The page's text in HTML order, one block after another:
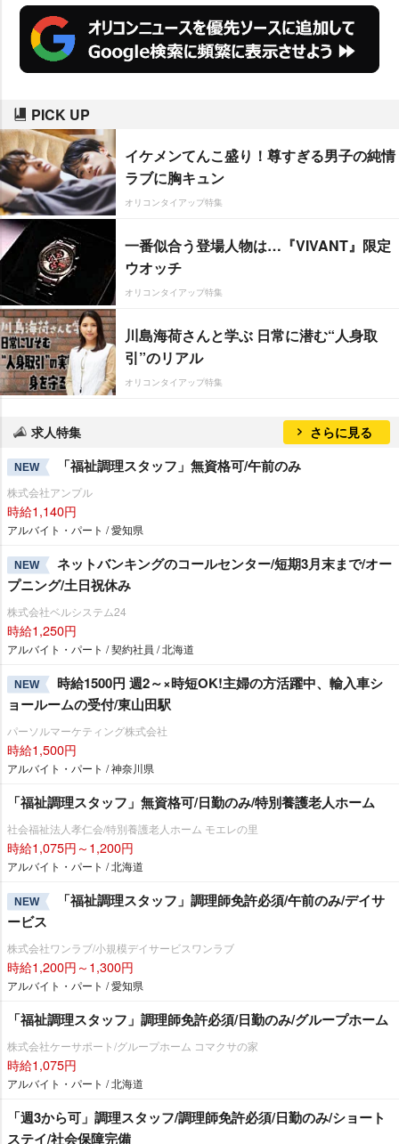
出品者と購入者の間で交わされた
人形への温かい思いについて、M
ARIEさんに話を聞いた。
PICK UP
イケメンてんこ盛り！尊すぎる男子の純情
ラブに胸キュン
オリコンタイアップ特集
一番似合う登場人物は…『VIVANT』限定
ウオッチ
オリコンタイアップ特集
川島海荷さんと学ぶ 日常に潜む“人身取
引”のリアル
オリコンタイアップ特集
求人特集 さらに見る
NEW 「福祉調理スタッフ」無資格可/午前のみ
株式会社アンプル
時給1,140円
アルバイト・パート / 愛知県
NEW
ネットバンキングのコールセンター/短期3月末まで/オー
プニング/土日祝休み
株式会社ベルシステム24
時給1,250円
アルバイト・パート / 契約社員 / 北海道
NEW
時給1500円 週2～×時短OK!主婦の方活躍中、輸入車シ
ョールームの受付/東山田駅
パーソルマーケティング株式会社
時給1,500円
アルバイト・パート / 神奈川県
「福祉調理スタッフ」無資格可/日勤のみ/特別養護老人ホーム
社会福祉法人孝仁会/特別養護老人ホーム モエレの里
時給1,075円～1,200円
アルバイト・パート / 北海道
NEW
「福祉調理スタッフ」調理師免許必須/午前のみ/デイサ
ービス
株式会社ワンラブ/小規模デイサービスワンラブ
時給1,200円～1,300円
アルバイト・パート / 愛知県
「福祉調理スタッフ」調理師免許必須/日勤のみ/グループホーム
株式会社ケーサポート/グループホーム コマクサの家
時給1,075円
アルバイト・パート / 北海道
「週3から可」調理スタッフ/調理師免許必須/日勤のみ/ショート
ステイ/社会保障完備